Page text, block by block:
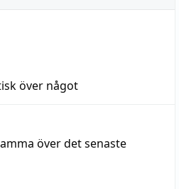
över något
över det senaste